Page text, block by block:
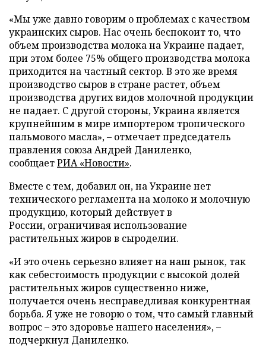
«Мы уже давно говорим о проблемах с качеством
украинских сыров. Нас очень беспокоит то, что
объем производства молока на Украине падает,
при этом более 75% общего производства молока
приходится на частный сектор. В это же время
производство сыров в стране растет, объем
производства других видов молочной продукции
не падает. С другой стороны, Украина является
крупнейшим в мире импортером тропического
пальмового масла», – отмечает председатель
правления союза Андрей Даниленко,
сообщаетРИА «Новости».
Вместе с тем, добавил он, на Украине нет
технического регламента на молоко и молочную
продукцию, который действует в
России, ограничиваяиспользование
растительных жиров в сыроделии.
«И это очень серьезно влияет на наш рынок, так
как себестоимость продукции с высокой долей
растительных жиров существенно ниже,
получается очень несправедливая конкурентная
борьба. Я уже не говорю о том, что самый главный
вопрос – это здоровье нашего населения», –
подчеркнул Даниленко.